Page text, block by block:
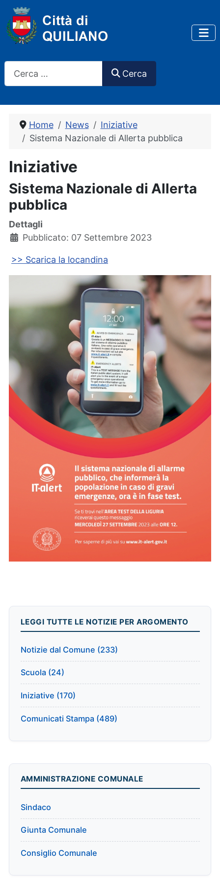
Cerca
Home News
Iniziative
Sistema Nazionale di Allerta pubblica
Iniziative
Sistema Nazionale di Allerta
pubblica
Dettagli
Pubblicato: 07 Settembre 2023
>> Scarica la locandina
LEGGI TUTTE LE NOTIZIE PER ARGOMENTO
Notizie dal Comune (233)
Scuola (24)
Iniziative (170)
Comunicati Stampa (489)
AMMINISTRAZIONE COMUNALE
Sindaco
Giunta Comunale
Consiglio Comunale